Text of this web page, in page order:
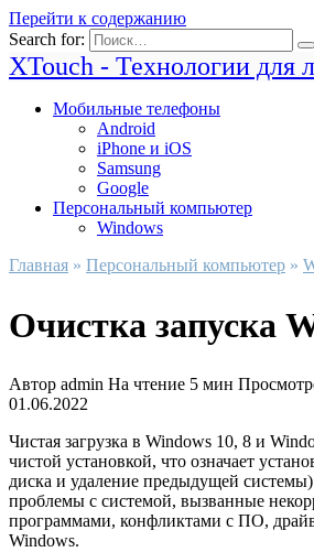
Перейти к содержанию
Search for:
XTouch - Технологии для
Мобильные телефоны
Android
iPhone и iOS
Samsung
Google
Персональный компьютер
Windows
Главная » Персональный компьютер »
Очистка запуска
Автор admin На чтение 5 мин
01.06.2022
Чистая загрузка в Windows 10, 8 и
чистой установкой, что означает
диска и удаление предыдущей системы)
проблемы с системой, вызванные
программами, конфликтами с ПО,
Windows.